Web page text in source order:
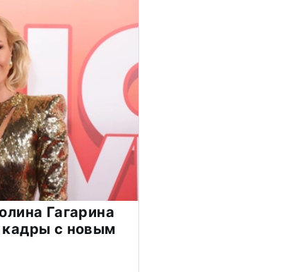
Гагарина
кадры с новым